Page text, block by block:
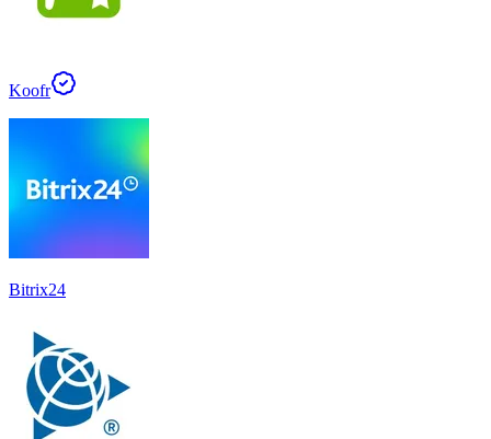
Koofr
Bitrix24